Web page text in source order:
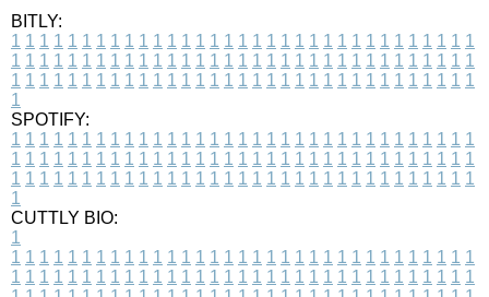
BITLY:
1 1 1 1 1 1 1 1 1 1 1 1 1 1 1 1 1 1 1 1 1 1 1 1 1 1 1 1 1 1 1 1 1
1 1 1 1 1 1 1 1 1 1 1 1 1 1 1 1 1 1 1 1 1 1 1 1 1 1 1 1 1 1 1 1 1
1 1 1 1 1 1 1 1 1 1 1 1 1 1 1 1 1 1 1 1 1 1 1 1 1 1 1 1 1 1 1 1 1
1
SPOTIFY:
1 1 1 1 1 1 1 1 1 1 1 1 1 1 1 1 1 1 1 1 1 1 1 1 1 1 1 1 1 1 1 1 1
1 1 1 1 1 1 1 1 1 1 1 1 1 1 1 1 1 1 1 1 1 1 1 1 1 1 1 1 1 1 1 1 1
1 1 1 1 1 1 1 1 1 1 1 1 1 1 1 1 1 1 1 1 1 1 1 1 1 1 1 1 1 1 1 1 1
1
CUTTLY BIO:
1
1 1 1 1 1 1 1 1 1 1 1 1 1 1 1 1 1 1 1 1 1 1 1 1 1 1 1 1 1 1 1 1 1
1 1 1 1 1 1 1 1 1 1 1 1 1 1 1 1 1 1 1 1 1 1 1 1 1 1 1 1 1 1 1 1 1